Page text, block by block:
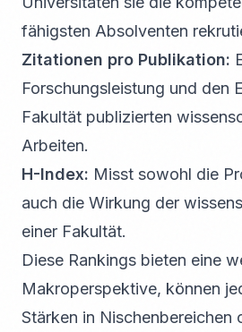
fähigsten Absolventen
Zitationen pro Publikation:
Forschungsleistung und den
Fakultät publizierten
Arbeiten.
H-Index: Misst sowohl die
auch die Wirkung der
einer Fakultät.
Diese Rankings bieten eine
Makroperspektive, können
Stärken in Nischenbereichen